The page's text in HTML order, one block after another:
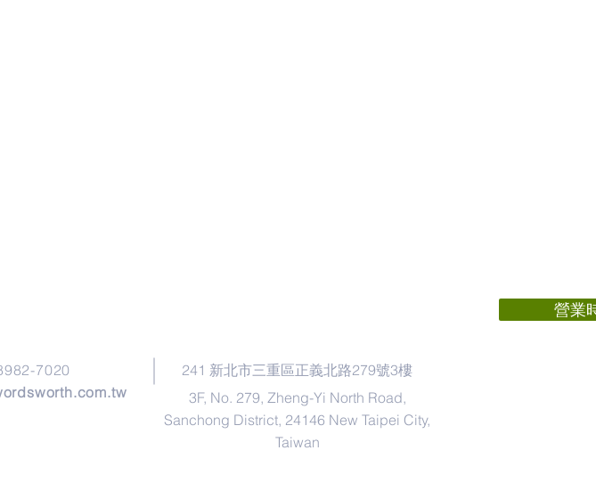
營業
7020
241 新北市三重區正義北路279號3樓
3F, No. 279, Zheng-Yi North Road,
Sanchong District, 24146 New Taipei City,
Taiwan